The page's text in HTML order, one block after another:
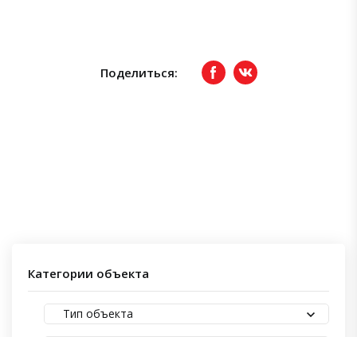
Поделиться: FacebookвКонтакте
Категории объекта
Тип объекта